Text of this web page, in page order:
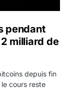
pendant
milliard de
depuis fin
cours reste